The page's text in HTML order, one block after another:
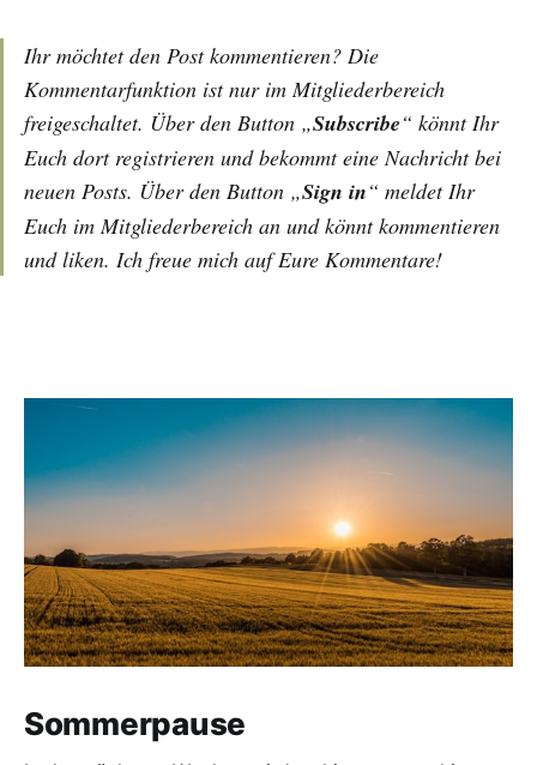
Ihr möchtet den Post kommentieren? Die
Kommentarfunktion ist nur im Mitgliederbereich
freigeschaltet. Über den Button „Subscribe“ könnt Ihr
Euch dort registrieren und bekommt eine Nachricht bei
neuen Posts. Über den Button „Sign in“ meldet Ihr
Euch im Mitgliederbereich an und könnt kommentieren
und liken. Ich freue mich auf Eure Kommentare!
Sommerpause